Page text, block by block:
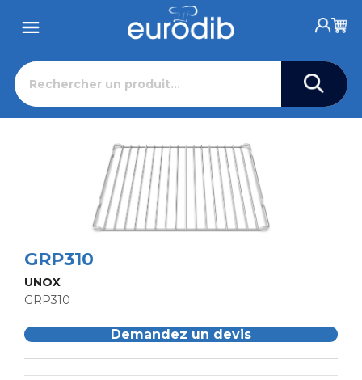
GRP310
UNOX
GRP310
Demandez un devis